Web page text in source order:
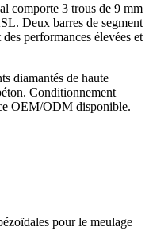
comporte 3 trous de 9 mm
Deux barres de segment
performances élevées et
diamantés de haute
Conditionnement
OEM/ODM disponible.
pour le meulage